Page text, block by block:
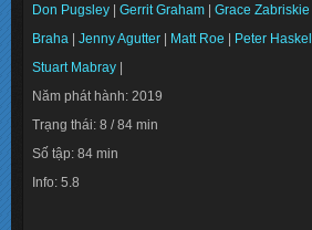
Don Pugsley
Gerrit Graham Grace Zabriskie
Braha
Jenny Agutter Matt Roe Peter Haskell
Stuart Mabray
Năm phát hành: 2019
Trạng thái: 8 / 84 min
Số tập: 84 min
Info: 5.8